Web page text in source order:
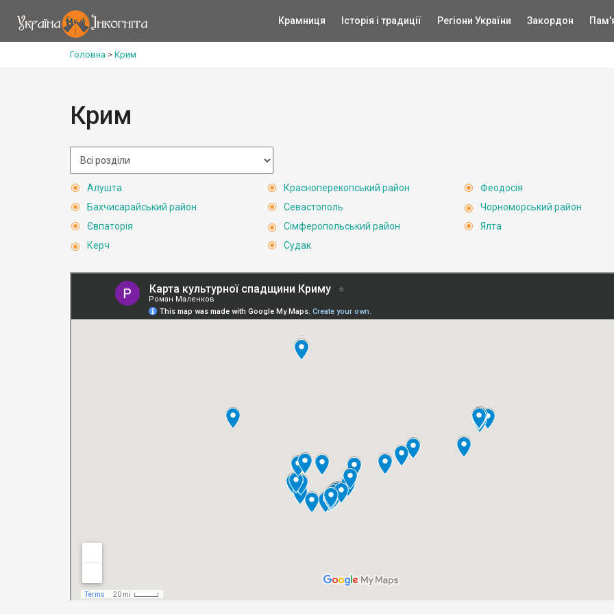
Крамниця Історія і традиції Регіони України Закордон
Головна > Крим
Крим
Алушта
Бахчисарайський район
Євпаторія
Керч
Красноперекопський район
Севастополь
Сімферопольський район
Судак
Феодосія
Чорноморський район
Ялта